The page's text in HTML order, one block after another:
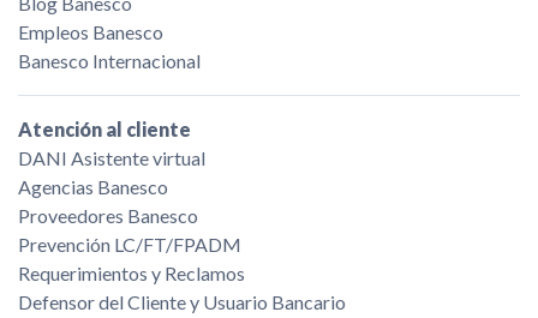
Empleos Banesco
Banesco Internacional
Atención al cliente
DANI Asistente virtual
Agencias Banesco
Proveedores Banesco
Prevención LC/FT/FPADM
Requerimientos y Reclamos
Defensor del Cliente y Usuario Bancario